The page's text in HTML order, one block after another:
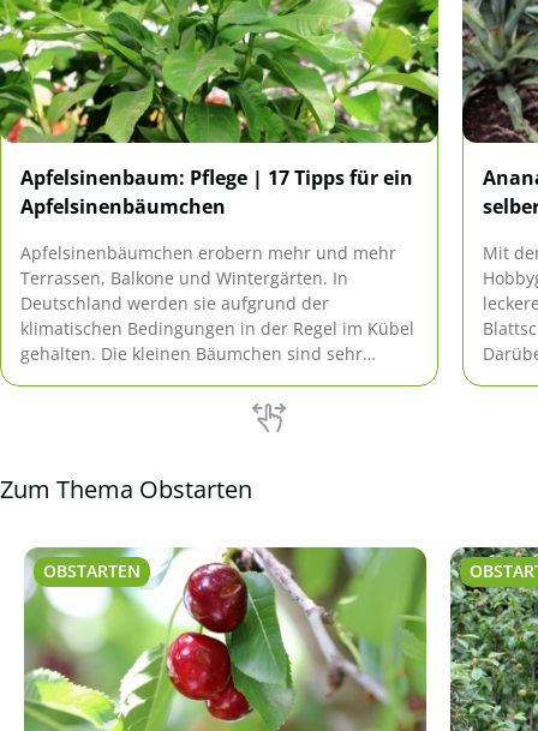
Apfelsinenbaum: Pflege | 17 Tipps für ein
Apfelsinenbäumchen
Apfelsinenbäumchen erobern mehr und mehr
Terrassen, Balkone und Wintergärten. In
Deutschland werden sie aufgrund der
klimatischen Bedingungen in der Regel im Kübel
gehalten. Die kleinen Bäumchen sind sehr
Bedingungen können sogar Früchte geerntet
Mit
Zum Thema Obstarten
OBSTARTEN